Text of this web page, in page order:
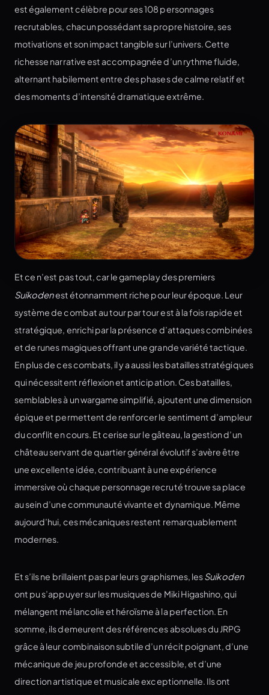
est également célèbre pour ses 108 personnages
recrutables, chacun possédant sa propre histoire, ses
motivations et son impact tangible sur l’univers. Cette
richesse narrative est accompagnée d’un rythme fluide,
alternant habilement entre des phases de calme relatif et
des moments d’intensité dramatique extrême.
Et ce n’est pas tout, car le gameplay des premiers
Suikodenest étonnamment riche pour leur époque. Leur
système de combat au tour par tour est à la fois rapide et
stratégique, enrichi par la présence d’attaques combinées
et de runes magiques offrant une grande variété tactique.
En plus de ces combats, il y a aussi les batailles stratégiques
qui nécessitent réflexion et anticipation. Ces batailles,
semblables à un wargame simplifié, ajoutent une dimension
épique et permettent de renforcer le sentiment d’ampleur
du conflit en cours. Et cerise sur le gâteau, la gestion d’un
château servant de quartier général évolutif s’avère être
une excellente idée, contribuant à une expérience
immersive où chaque personnage recruté trouve sa place
au sein d’une communauté vivante et dynamique. Même
aujourd’hui, ces mécaniques restent remarquablement
modernes.
Et s’ils ne brillaient pas par leurs graphismes, lesSuikoden
ont pu s’appuyer sur les musiques de Miki Higashino, qui
mélangent mélancolie et héroïsme à la perfection. En
somme, ils demeurent des références absolues du JRPG
grâce à leur combinaison subtile d’un récit poignant, d’une
mécanique de jeu profonde et accessible, et d’une
direction artistique et musicale exceptionnelle. Ils ont